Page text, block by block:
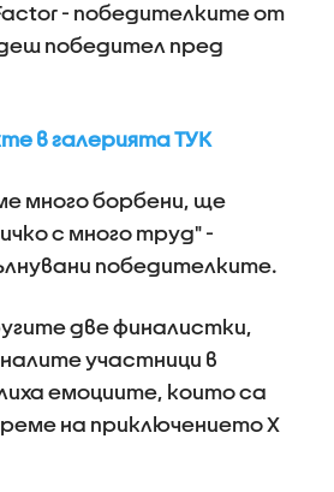
- победителките от
победител пред
в галерията ТУК
много борбени, ще
с много труд" -
победителките.
две финалистки,
участници в
емоциите, които са
на приключението X